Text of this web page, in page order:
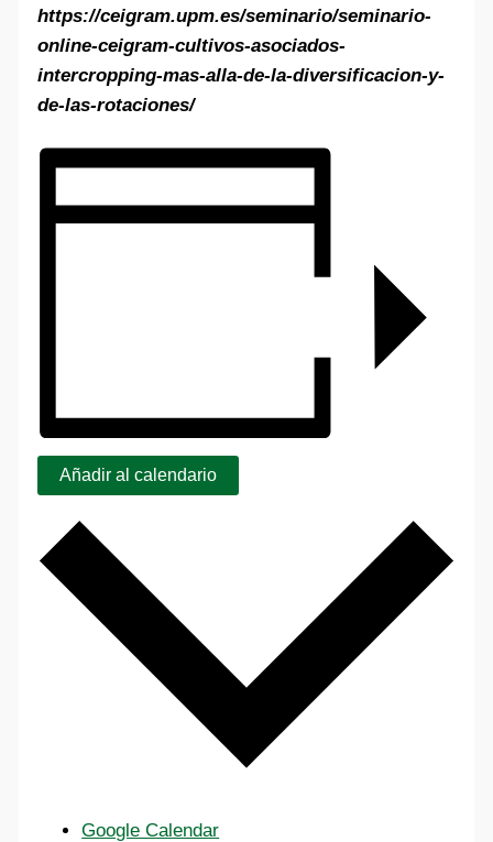
https://ceigram.upm.es/seminario/seminario-
online-ceigram-cultivos-asociados-
intercropping-mas-alla-de-la-diversificacion-y-
de-las-rotaciones/
Añadir al calendario
Google Calendar